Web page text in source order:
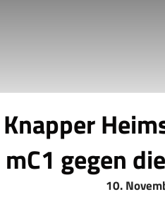
Knapper
mC1 gegen
10.